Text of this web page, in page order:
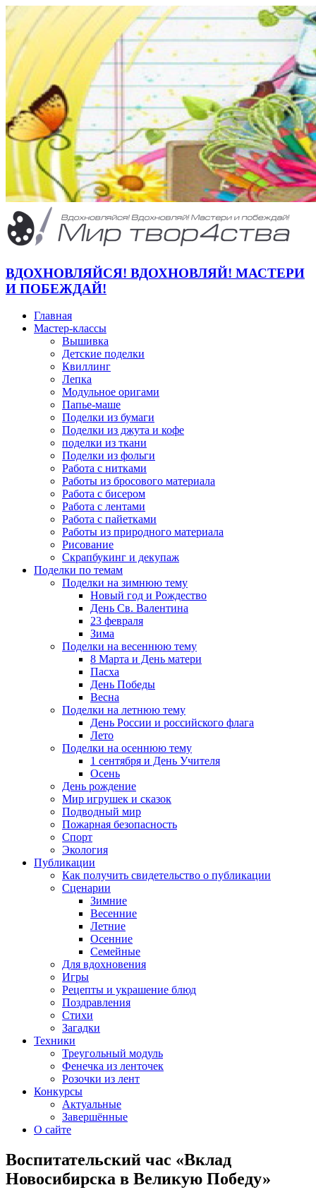
ВДОХНОВЛЯЙСЯ! ВДОХНОВЛЯЙ! МАСТЕРИ
И ПОБЕЖДАЙ!
Главная
Мастер-классы
Вышивка
Детские поделки
Квиллинг
Лепка
Модульное оригами
Папье-маше
Поделки из бумаги
Поделки из джута и кофе
поделки из ткани
Поделки из фольги
Работа с нитками
Работы из бросового материала
Работа с бисером
Работа с лентами
Работа с пайетками
Работы из природного материала
Рисование
Скрапбукинг и декупаж
Поделки по темам
Поделки на зимнюю тему
Новый год и Рождество
День Св. Валентина
23 февраля
Зима
Поделки на весеннюю тему
8 Марта и День матери
Пасха
День Победы
Весна
Поделки на летнюю тему
День России и российского флага
Лето
Поделки на осеннюю тему
1 сентября и День Учителя
Осень
День рождение
Мир игрушек и сказок
Подводный мир
Пожарная безопасность
Спорт
Экология
Публикации
Как получить свидетельство о публикации
Сценарии
Зимние
Весенние
Летние
Осенние
Семейные
Для вдохновения
Игры
Рецепты и украшение блюд
Поздравления
Стихи
Загадки
Техники
Треугольный модуль
Фенечка из ленточек
Розочки из лент
Конкурсы
Актуальные
Завершённые
О сайте
Воспитательский час «Вклад
Новосибирска в Великую Победу»